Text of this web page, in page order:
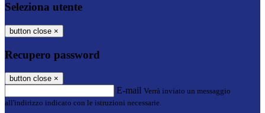
Seleziona utente
button close ×
Recupero password
button close ×
E-mail Verrà inviato un messaggio
all'indirizzo indicato con le istruzioni necessarie.